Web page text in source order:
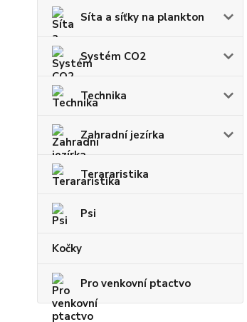
Síta a síťky na plankton
Systém CO2
Technika
Zahradní jezírka
Terararistika
Psi
Kočky
Pro venkovní ptactvo